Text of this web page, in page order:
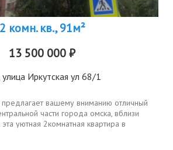
2 комн. кв., 91м²
13 500 000 ₽
улица Иркутская ул 68/1
предлагает вашему вниманию отличный
части города омска, вблизи
уютная 2комнатная квартира в